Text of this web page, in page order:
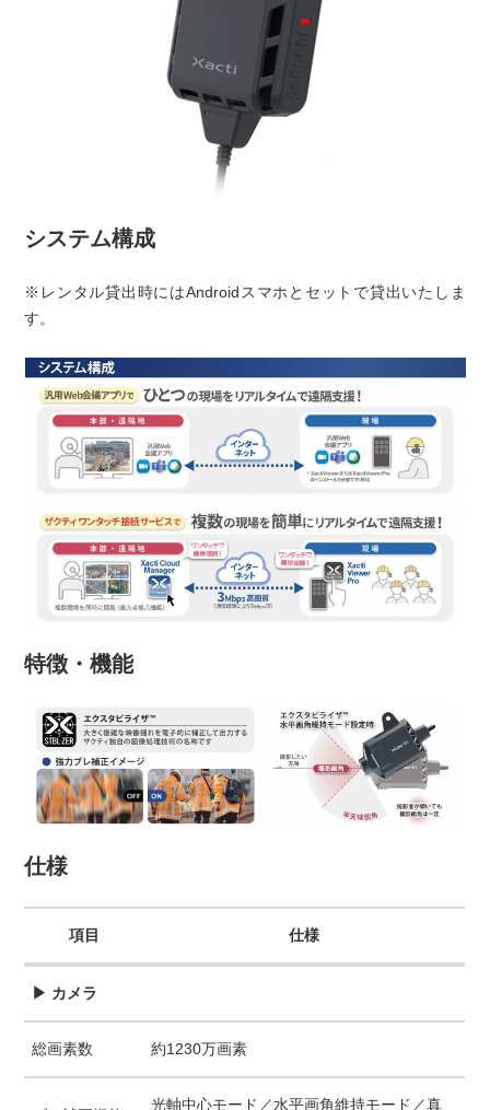
システム構成
※レンタル貸出時にはAndroidスマホとセットで貸出いたしま
す。
特徴・機能
仕様
項目 仕様
▶ カメラ
総画素数 約1230万画素
光軸中心モード／水平画角維持モード／真